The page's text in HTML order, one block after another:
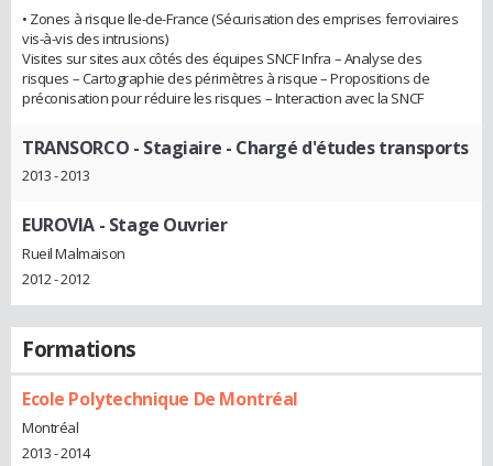
• Zones à risque Ile-de-France (Sécurisation des emprises ferroviaires
vis-à-vis des intrusions)
Visites sur sites aux côtés des équipes SNCF Infra – Analyse des
risques – Cartographie des périmètres à risque – Propositions de
préconisation pour réduire les risques – Interaction avec la SNCF
TRANSORCO - Stagiaire - Chargé d'études transports
2013 - 2013
EUROVIA - Stage Ouvrier
Rueil Malmaison
2012 - 2012
Formations
Ecole Polytechnique De Montréal
Montréal
2013 - 2014